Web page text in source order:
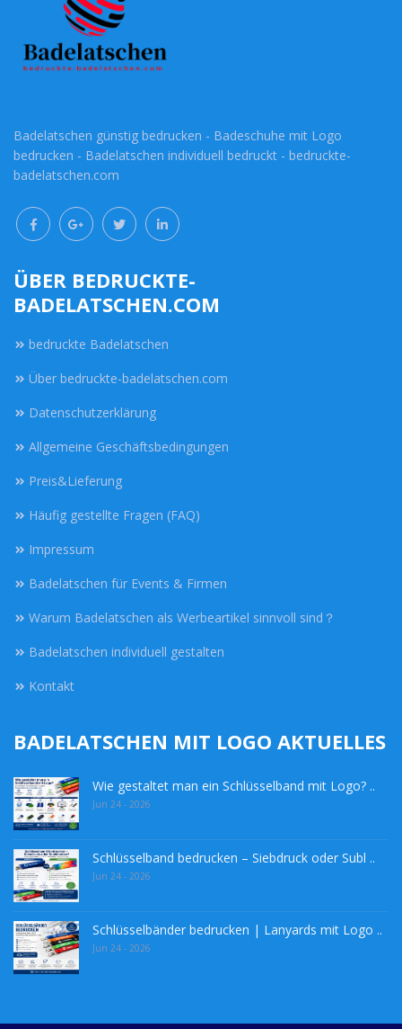
Badelatschen günstig bedrucken - Badeschuhe mit Logo
bedrucken - Badelatschen individuell bedruckt - bedruckte-
badelatschen.com
ÜBER BEDRUCKTE-
BADELATSCHEN.COM
bedruckte Badelatschen
Über bedruckte-badelatschen.com
Datenschutzerklärung
Allgemeine Geschäftsbedingungen
Preis&Lieferung
Häufig gestellte Fragen (FAQ)
Impressum
Badelatschen für Events & Firmen
Warum Badelatschen als Werbeartikel sinnvoll sind？
Badelatschen individuell gestalten
Kontakt
BADELATSCHEN MIT LOGO AKTUELLES
Wie gestaltet man ein Schlüsselband mit Logo? ..
Jun 24 - 2026
Schlüsselband bedrucken – Siebdruck oder Subl ..
Jun 24 - 2026
Schlüsselbänder bedrucken | Lanyards mit Logo ..
Jun 24 - 2026